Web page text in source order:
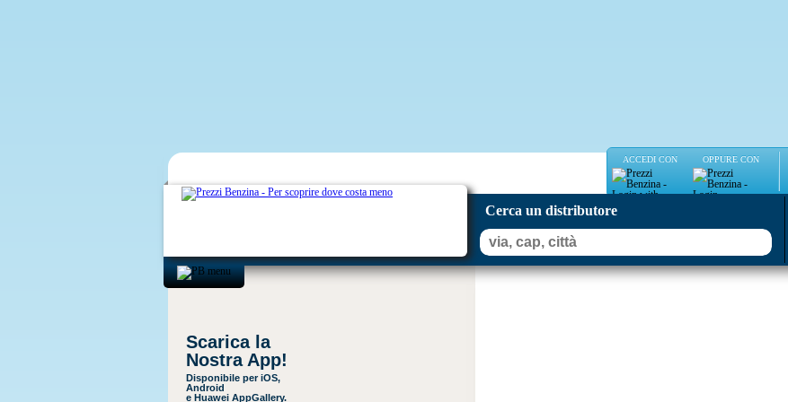
ACCEDI CON OPPURE CON
Cerca un distributore
Scarica la
Nostra App!
Disponibile per iOS,
Android
e Huawei AppGallery.